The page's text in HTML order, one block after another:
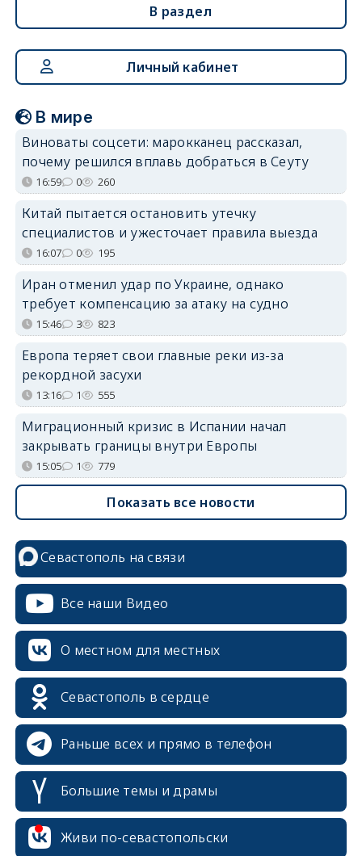
В раздел
Личный кабинет
В мире
Виноваты соцсети: марокканец рассказал,
почему решился вплавь добраться в Сеуту
16:59 0 260
Китай пытается остановить утечку
специалистов и ужесточает правила выезда
16:07 0 195
Иран отменил удар по Украине, однако
требует компенсацию за атаку на судно
15:46 3 823
Европа теряет свои главные реки из-за
рекордной засухи
13:16 1 555
Миграционный кризис в Испании начал
закрывать границы внутри Европы
15:05 1 779
Показать все новости
Севастополь на связи
Все наши Видео
О местном для местных
Севастополь в сердце
Раньше всех и прямо в телефон
Большие темы и драмы
Живи по-севастопольски
erid: 2SDnjcrDNw6